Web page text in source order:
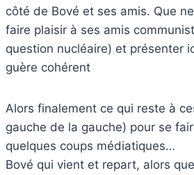
côté de Bové et ses amis. Que
faire plaisir à ses amis
question nucléaire) et présenter
guère cohérent
Alors finalement ce qui reste à
gauche de la gauche) pour se
quelques coups médiatiques…
Bové qui vient et repart, alors